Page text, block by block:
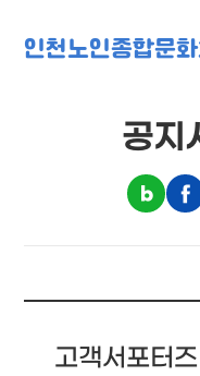
인천노인종합문
공지
고객서포터